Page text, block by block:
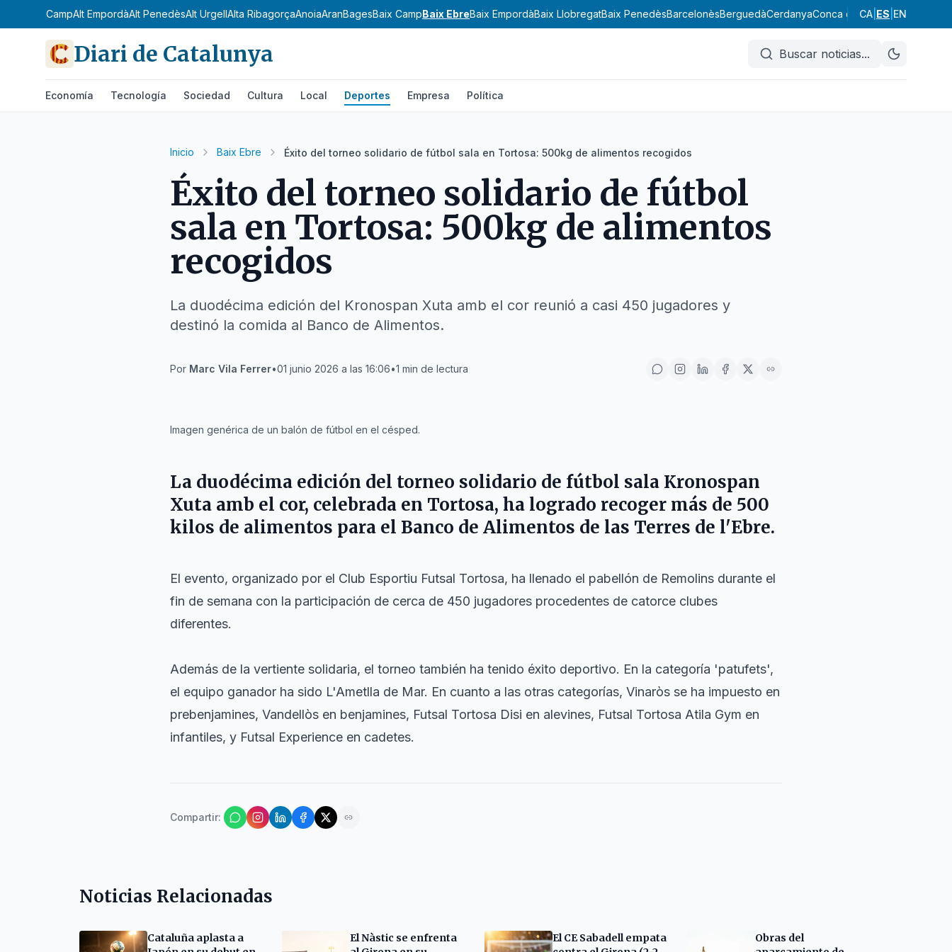
Alt CampAlt EmpordàAlt PenedèsAlt UrgellAlta RibagorçaAnoiaAranBagesBaix CampBaix EbreBaix EmpordàBaix LlobregatBaix PenedèsBarcelonèsBerguedàCerdanyaConca de BarberàGarraf
CA ES EN
Diari de Catalunya Buscar noticias...
Economía Tecnología Sociedad Cultura Local Deportes Empresa Política
Inicio Baix Ebre Éxito del torneo solidario de fútbol sala en Tortosa: 500kg de alimentos recogidos
Éxito del torneo solidario de fútbol
sala en Tortosa: 500kg de alimentos
recogidos
La duodécima edición del Kronospan Xuta amb el cor reunió a casi 450 jugadores y
destinó la comida al Banco de Alimentos.
Por Marc Vila Ferrer•01 junio 2026 a las 16:06•1 min de lectura
Imagen genérica de un balón de fútbol en el césped.
La duodécima edición del torneo solidario de fútbol sala Kronospan
Xuta amb el cor, celebrada en Tortosa, ha logrado recoger más de 500
kilos de alimentos para el Banco de Alimentos de las Terres de l'Ebre.
El evento, organizado por el Club Esportiu Futsal Tortosa, ha llenado el pabellón de Remolins durante el
fin de semana con la participación de cerca de 450 jugadores procedentes de catorce clubes
diferentes.
Además de la vertiente solidaria, el torneo también ha tenido éxito deportivo. En la categoría 'patufets',
el equipo ganador ha sido L'Ametlla de Mar. En cuanto a las otras categorías, Vinaròs se ha impuesto en
prebenjamines, Vandellòs en benjamines, Futsal Tortosa Disi en alevines, Futsal Tortosa Atila Gym en
infantiles, y Futsal Experience en cadetes.
Compartir:
Noticias Relacionadas
Cataluña aplasta a
El Nàstic se enfrenta
El CE Sabadell empata
Obras del